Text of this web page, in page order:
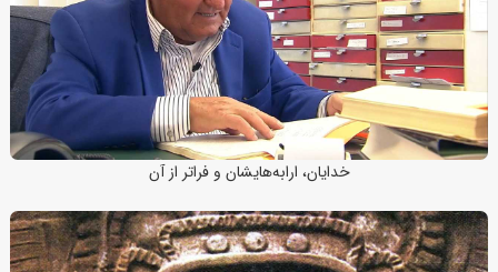
خدایان، ارابه‌هایشان و فراتر از آن